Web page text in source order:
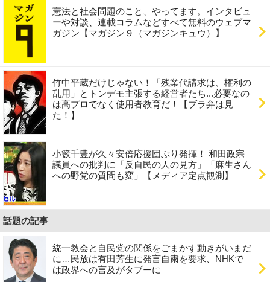
憲法と社会問題のこと、やってます。インタビュ
ーや対談、連載コラムなどすべて無料のウェブマ
ガジン【マガジン９（マガジンキュウ）】
竹中平蔵だけじゃない！「残業代請求は、権利の
乱用」とトンデモ主張する経営者たち...必要なの
は高プロでなく使用者教育だ！【ブラ弁は見
た！】
小籔千豊が久々安倍応援団ぶり発揮！ 和田政宗
議員への批判に「反自民の人の見方」「麻生さん
への野党の質問も変」【メディア定点観測】
話題の記事
統一教会と自民党の関係をごまかす動きがいまだ
に…民放は有田芳生に発言自粛を要求、NHKで
は政界への言及がタブーに